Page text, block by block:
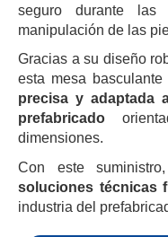
seguro durante las
manipulación de las
Gracias a su diseño
esta mesa basculante
precisa y adaptada
prefabricado
dimensiones.
Con este
soluciones técnicas
industria del